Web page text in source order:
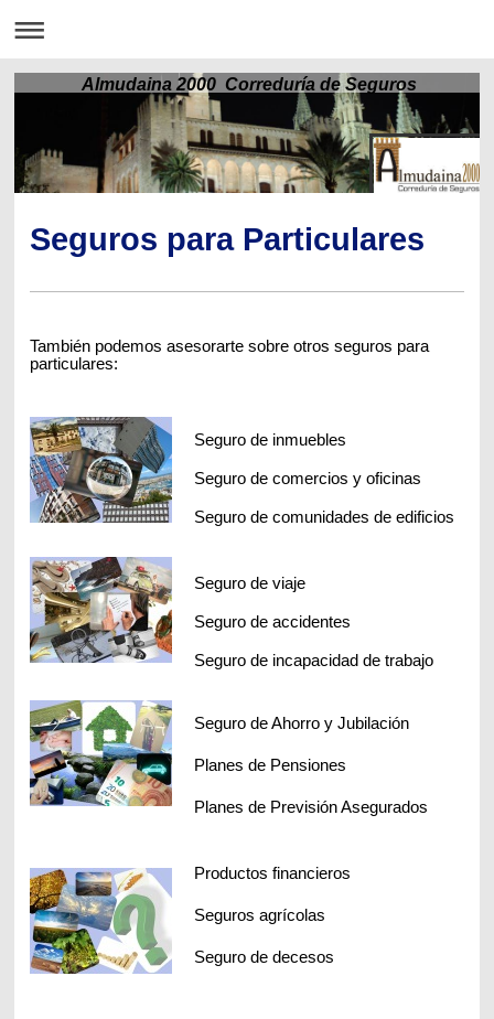
Almudaina 2000 Correduría de Seguros
Seguros para Particulares
También podemos asesorarte sobre otros seguros para
particulares:
Seguro de inmuebles
Seguro de comercios y oficinas
Seguro de comunidades de edificios
Seguro de viaje
Seguro de accidentes
Seguro de incapacidad de trabajo
Seguro de Ahorro y Jubilación
Planes de Pensiones
Planes de Previsión Asegurados
Productos financieros
Seguros agrícolas
Seguro de decesos